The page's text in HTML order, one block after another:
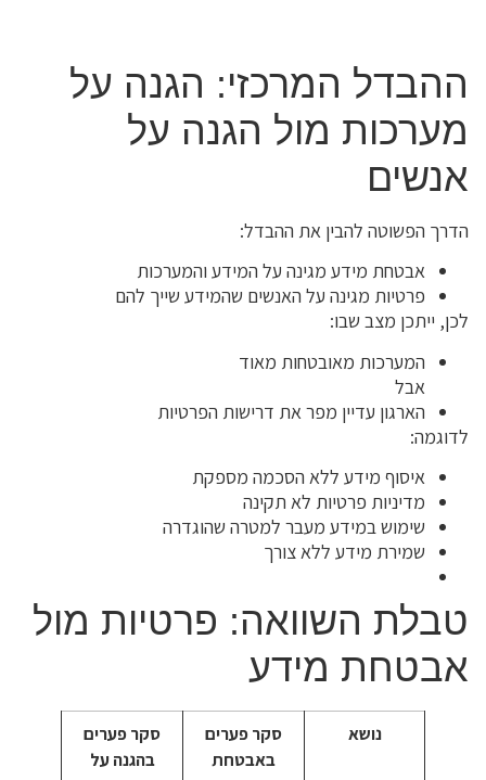
ההבדל המרכזי: הגנה על
מערכות מול הגנה על
אנשים
הדרך הפשוטה להבין את ההבדל:
אבטחת מידע מגינה על המידע והמערכות
פרטיות מגינה על האנשים שהמידע שייך להם
לכן, ייתכן מצב שבו:
המערכות מאובטחות מאוד
אבל
הארגון עדיין מפר את דרישות הפרטיות
לדוגמה:
איסוף מידע ללא הסכמה מספקת
מדיניות פרטיות לא תקינה
שימוש במידע מעבר למטרה שהוגדרה
שמירת מידע ללא צורך
טבלת השוואה: פרטיות מול
אבטחת מידע
נושא
סקר פערים
באבטחת
סקר פערים
בהגנה על